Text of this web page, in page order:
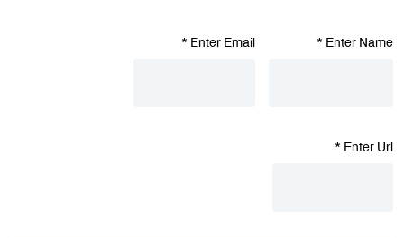
Enter Name
*
Enter Email
*
Enter Url
*